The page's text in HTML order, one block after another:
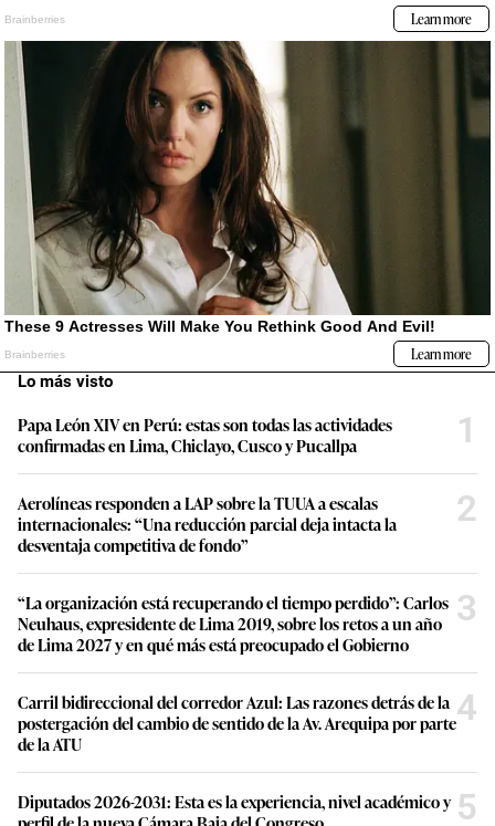
Lo más visto
Papa León XIV en Perú: estas son todas las actividades
confirmadas en Lima, Chiclayo, Cusco y Pucallpa
1
Aerolíneas responden a LAP sobre la TUUA a escalas
internacionales: “Una reducción parcial deja intacta la
desventaja competitiva de fondo”
2
“La organización está recuperando el tiempo perdido”: Carlos
Neuhaus, expresidente de Lima 2019, sobre los retos a un año
de Lima 2027 y en qué más está preocupado el Gobierno
3
Carril bidireccional del corredor Azul: Las razones detrás de la
postergación del cambio de sentido de la Av. Arequipa por parte
de la ATU
4
Diputados 2026-2031: Esta es la experiencia, nivel académico y 5